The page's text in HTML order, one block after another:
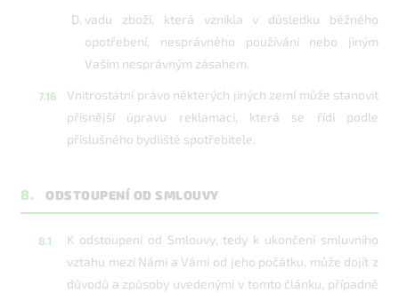
vadu zboží, která vznikla v důsledku běžného
opotřebení, nesprávného používání nebo jiným
Vaším nesprávným zásahem.
Vnitrostátní právo některých jiných zemí může stanovit
přísnější úpravu reklamací, která se řídí podle
příslušného bydliště spotřebitele.
8. ODSTOUPENÍ OD SMLOUVY
K odstoupení od Smlouvy, tedy k ukončení smluvního
vztahu mezi Námi a Vámi od jeho počátku, může dojít z
důvodů a způsoby uvedenými v tomto článku, případně